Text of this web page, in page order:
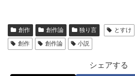
創作 創作論 独り言 とすけ
創作
創作論 小説
シェアする